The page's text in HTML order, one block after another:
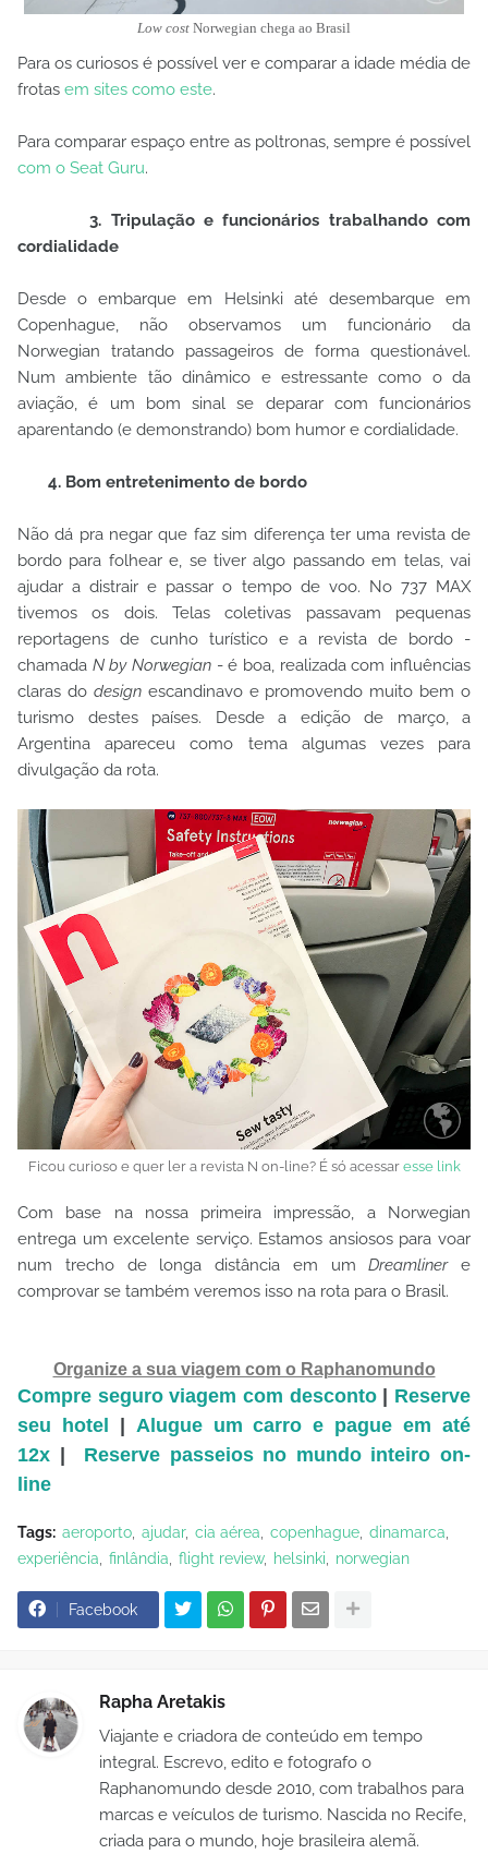
Low cost Norwegian chega ao Brasil
Para os curiosos é possível ver e comparar a idade média de
frotas em sites como este.
Para comparar espaço entre as poltronas, sempre é possível
com o Seat Guru.
3. Tripulação e funcionários trabalhando com
cordialidade
Desde o embarque em Helsinki até desembarque em
Copenhague, não observamos um funcionário da
Norwegian tratando passageiros de forma questionável.
Num ambiente tão dinâmico e estressante como o da
aviação, é um bom sinal se deparar com funcionários
aparentando (e demonstrando) bom humor e cordialidade.
4. Bom entretenimento de bordo
Não dá pra negar que faz sim diferença ter uma revista de
bordo para folhear e, se tiver algo passando em telas, vai
ajudar a distrair e passar o tempo de voo. No 737 MAX
tivemos os dois. Telas coletivas passavam pequenas
reportagens de cunho turístico e a revista de bordo -
chamada N by Norwegian - é boa, realizada com influências
claras do designescandinavo e promovendo muito bem o
turismo destes países. Desde a edição de março, a
Argentina apareceu como tema algumas vezes para
divulgação da rota.
Ficou curioso e quer ler a revista N on-line? É só acessar esse link
Com base na nossa primeira impressão, a Norwegian
entrega um excelente serviço. Estamos ansiosos para voar
num trecho de longa distância em umDreamlinere
comprovar se também veremos isso na rota para o Brasil.
Organize a sua viagem com o Raphanomundo
Compre seguro viagem com desconto| Reserve
seu hotel | Alugue um carro e pague em até
12x |
Reserve passeios no mundo inteiro on-
line
Tags: aeroporto ajudar cia aérea copenhague dinamarca
experiência
finlândia flight review helsinki norwegian
Facebook
Rapha Aretakis
Viajante e criadora de conteúdo em tempo
integral. Escrevo, edito e fotografo o
Raphanomundo desde 2010, com trabalhos para
marcas e veículos de turismo. Nascida no Recife,
criada para o mundo, hoje brasileira alemã.